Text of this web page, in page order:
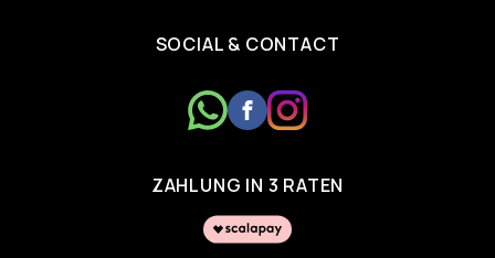
SOCIAL & CONTACT
ZAHLUNG IN 3 RATEN